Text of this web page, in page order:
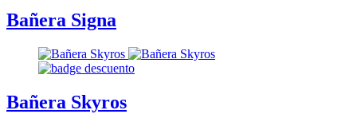
Bañera Signa
Bañera Skyros